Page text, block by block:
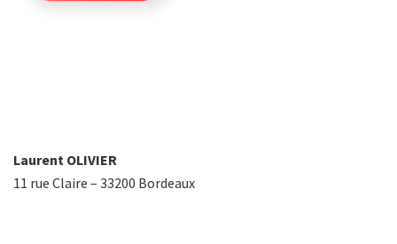
Laurent OLIVIER
11 rue Claire – 33200 Bordeaux